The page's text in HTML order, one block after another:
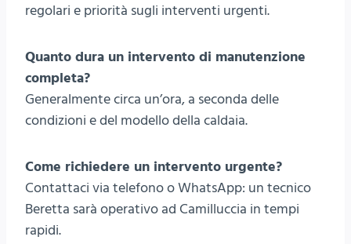
regolari e priorità sugli interventi urgenti.
Quanto dura un intervento di manutenzione
completa?
Generalmente circa un’ora, a seconda delle
condizioni e del modello della caldaia.
Come richiedere un intervento urgente?
Contattaci via telefono o WhatsApp: un tecnico
Beretta sarà operativo ad Camilluccia in tempi
rapidi.